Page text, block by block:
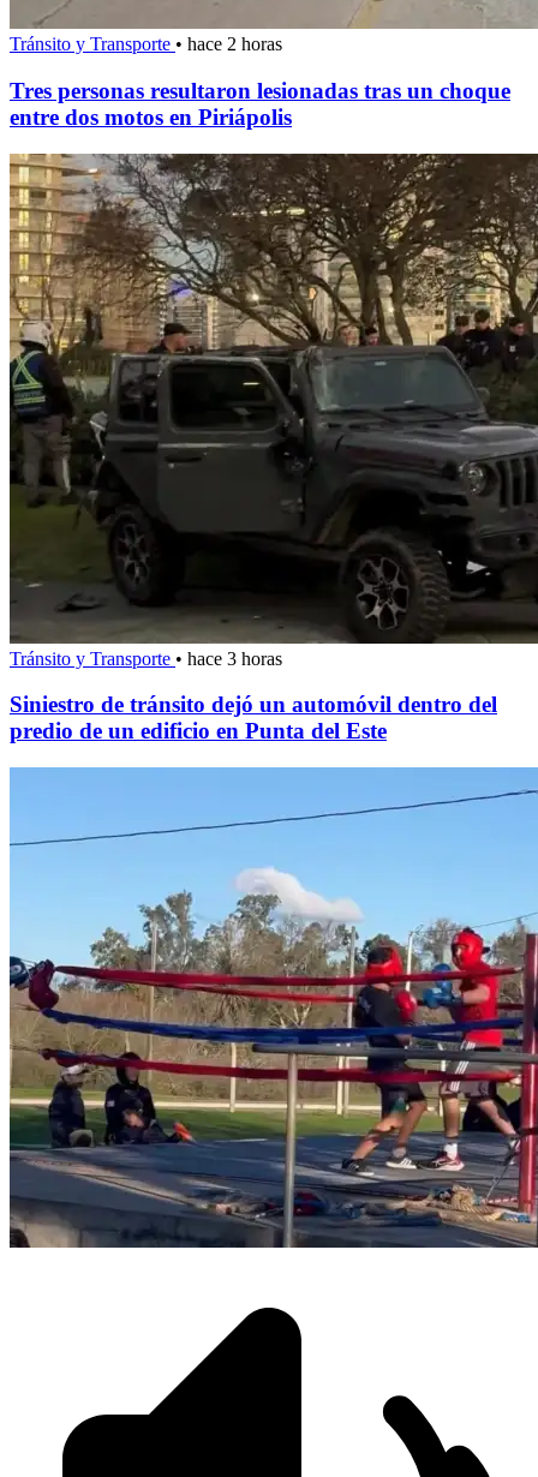
Tránsito y Transporte • hace 2 horas
Tres personas resultaron lesionadas tras un choque
entre dos motos en Piriápolis
Tránsito y Transporte • hace 3 horas
Siniestro de tránsito dejó un automóvil dentro del
predio de un edificio en Punta del Este